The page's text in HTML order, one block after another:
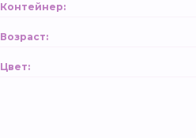
Контейнер:
Возраст:
Цвет: